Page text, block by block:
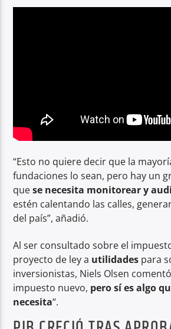
“Esto no quiere decir que la
fundaciones lo sean, pero hay un
quese necesita monitorear y
estén calentando las calles,
del país”, añadió.
Al ser consultado sobre el
proyecto de ley a utilidades para
inversionistas, Niels Olsen
impuesto nuevo, pero sí es algo
necesita“.